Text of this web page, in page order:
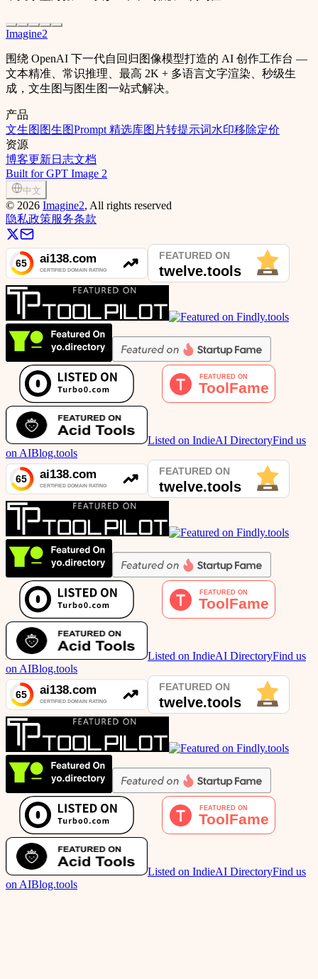
Imagine2
围绕 OpenAI 下一代自回归图像模型打造的 AI 创作工作台 —
文本精准、常识推理、最高 2K + 多语言文字渲染、秒级生
成，文生图与图生图一站式解决。
产品
文生图 图生图Prompt 精选库图片转提示词水印移除定价
资源
博客更新日志文档
Built for GPT Image 2
中文
© 2026 Imagine2, All rights reserved
隐私政策服务条款
Listed on IndieAI DirectoryFind us
on AIBlog.tools
Listed on IndieAI DirectoryFind us
on AIBlog.tools
Listed on IndieAI DirectoryFind us
on AIBlog.tools